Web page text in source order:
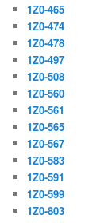
1Z0-465
1Z0-474
1Z0-478
1Z0-497
1Z0-508
1Z0-560
1Z0-561
1Z0-565
1Z0-567
1Z0-583
1Z0-591
1Z0-599
1Z0-803